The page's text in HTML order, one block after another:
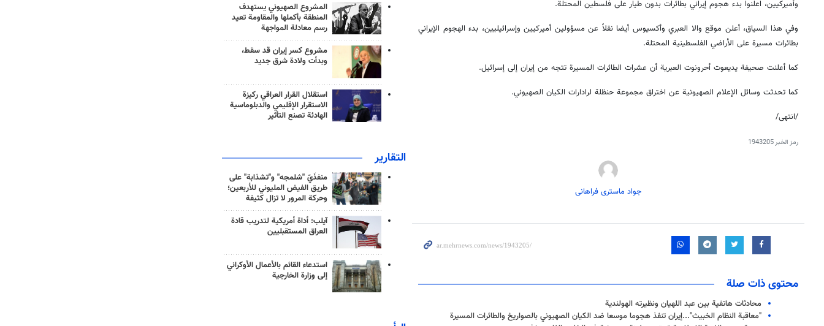
وأميركيين، اعلنوا بدء هجوم إيراني بطائرات بدون طيار على فلسطين المحتلة.
وفي هذا السياق، أعلن موقع والا العبري وأكسيوس أيضا نقلاً عن مسؤولين أميركيين وإسرائيليين، بدء الهجوم الإيراني
بطائرات مسيرة على الأراضي الفلسطينية المحتلة.
كما أعلنت صحيفة يديعوت أحرونوت العبرية أن عشرات الطائرات المسيرة تتجه من إيران إلى إسرائيل.
كما تحدثت وسائل الإعلام الصهيونية عن اختراق مجموعة حنظلة لرادارات الكيان الصهيوني.
/انتهى/
رمز الخبر1943205
جواد ماستری فراهانی
محتوى ذات صلة
محادثات هاتفية بين عبد اللهيان ونظيرته الهولندية
"معاقبة النظام الخبيث"...إيران تنفذ هجوما موسعا ضد الكيان الصهيوني بالصواريخ والطائرات المسيرة
المشروع الصهيوني يستهدف
المنطقة بأكملها والمقاومة تعيد
رسم معادلة المواجهة
مشروع كسر إيران قد سقط،
وبدأت ولادة شرق جديد
استقلال القرار العراقي ركيزة
الاستقرار الإقليمي والدبلوماسية
الهادئة تصنع التأثير
التقارير
منفذَيّ "شلمجه" و"تشذابة" على
طريق الفيض المليوني للأربعين؛
وحركة المرور لا تزال كثيفة
آيلب: أداة أمريكية لتدريب قادة
العراق المستقبليين
استدعاء القائم بالأعمال الأوكراني
إلى وزارة الخارجية